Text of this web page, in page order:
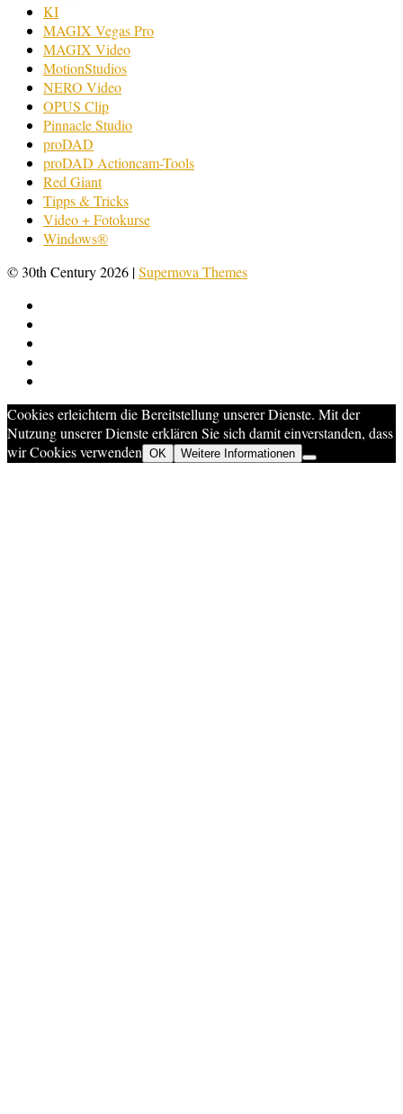
KI
MAGIX Vegas Pro
MAGIX Video
MotionStudios
NERO Video
OPUS Clip
Pinnacle Studio
proDAD
proDAD Actioncam-Tools
Red Giant
Tipps & Tricks
Video + Fotokurse
Windows®
© 30th Century 2026 |Supernova Themes
Cookies erleichtern die Bereitstellung unserer Dienste. Mit der
Nutzung unserer Dienste erklären Sie sich damit einverstanden, dass
wir Cookies verwenden OK Weitere Informationen